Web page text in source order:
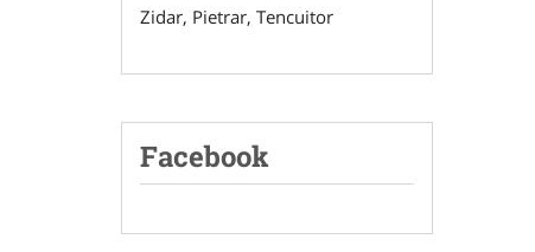
Zidar, Pietrar, Tencuitor
Facebook